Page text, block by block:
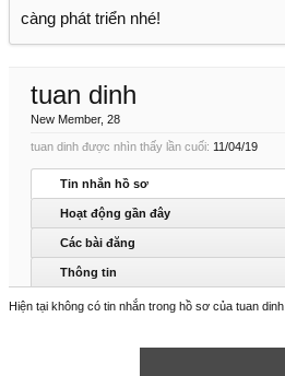
càng phát triển nhé!
tuan dinh
New Member, 28
tuan dinh được nhìn thấy lần cuối: 11/04/19
Tin nhắn hồ sơ
Hoạt động gần đây
Các bài đăng
Thông tin
Hiện tại không có tin nhắn trong hồ sơ của tuan dinh.